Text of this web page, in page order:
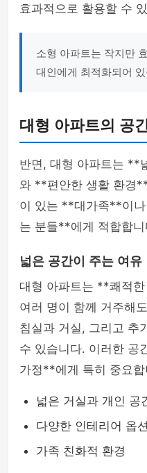
효과적으로 활용할 수
소형 아파트는 작지만
대인에게 최적화되어
대형 아파트의 공
반면, 대형 아파트는 **
와 **편안한 생활 환경
이 있는 **대가족**이
는 분들**에게 적합합니
넓은 공간이 주는 여유
대형 아파트는 **쾌적
여러 명이 함께 거주해
침실과 거실, 그리고 추
수 있습니다. 이러한 공
가정**에게 특히 중요합
넓은 거실과 개인 공
다양한 인테리어 옵션
가족 친화적 환경